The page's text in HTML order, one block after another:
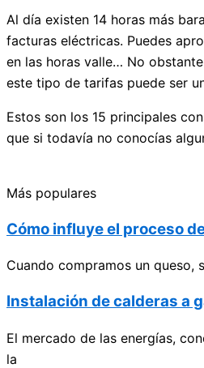
Al día existen 14 horas más
facturas eléctricas. Puedes
en las horas valle… No
este tipo de tarifas puede ser
Estos son los 15 principales
que si todavía no conocías
Más populares
Cómo influye el proceso
Cuando compramos un queso,
Instalación de calderas a
El mercado de las energías,
la